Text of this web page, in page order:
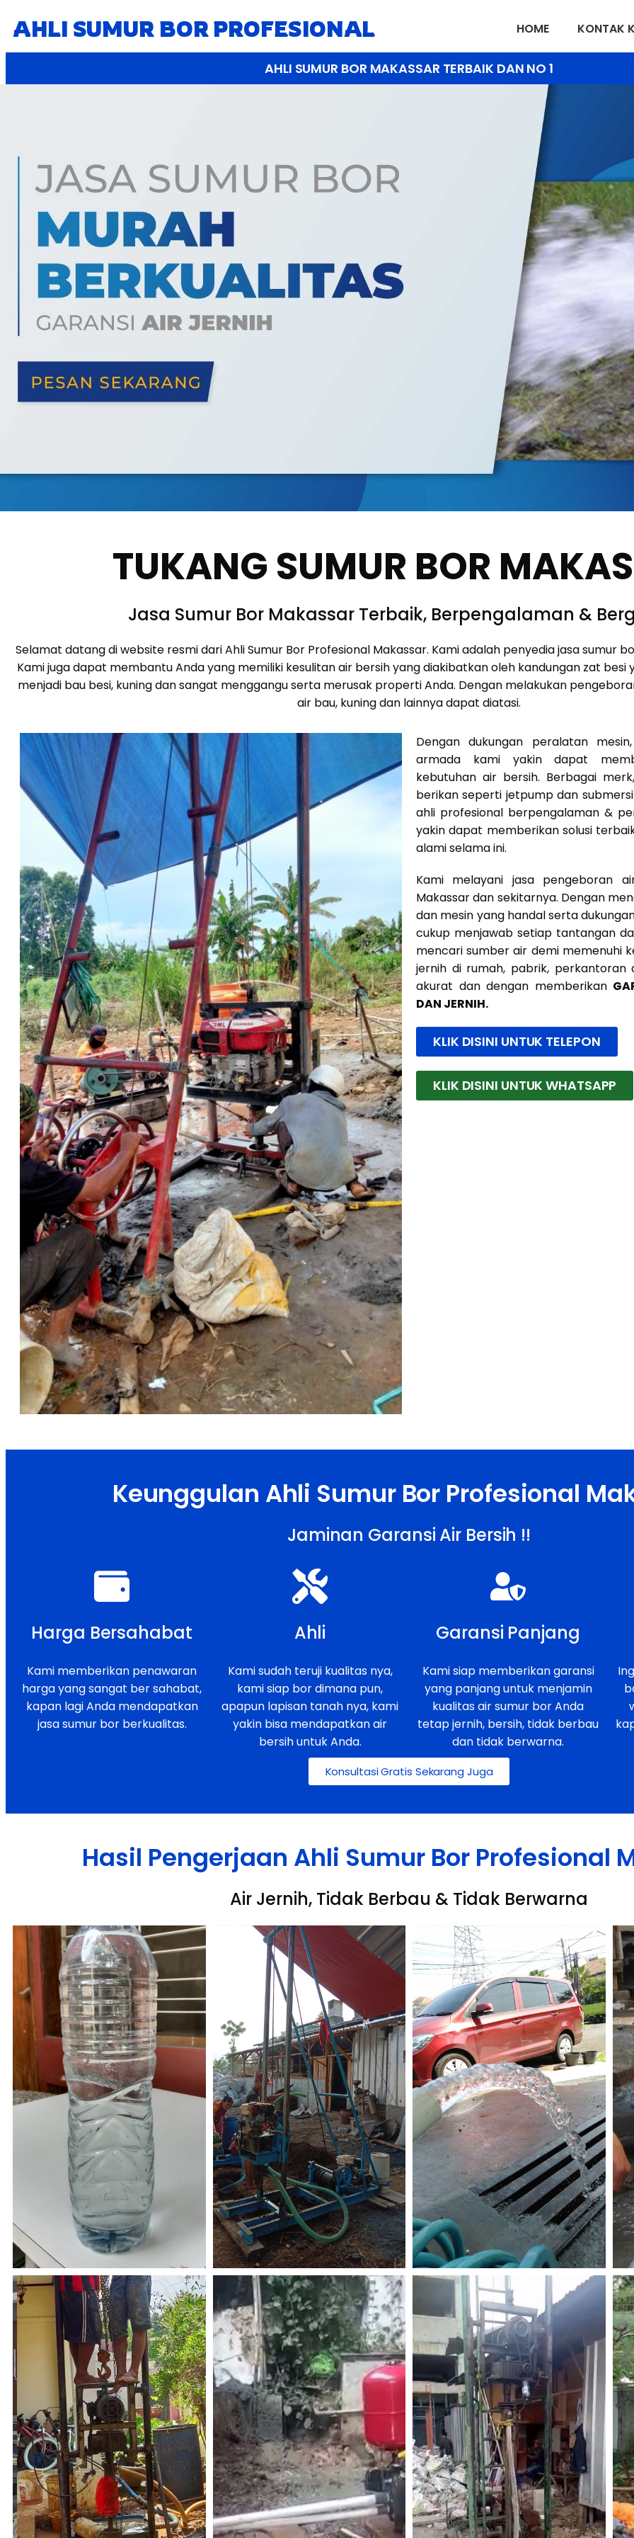
AHLI SUMUR BOR PROFESIONAL HOME KONTAK
AHLI SUMUR BOR MAKASSAR TERBAIK DAN NO 1
TUKANG SUMUR BOR
Jasa Sumur Bor Makassar Terbaik, Berpengalaman &
Selamat datang di website resmi dari Ahli Sumur Bor Profesional Makassar. Kami adalah penyedia jasa sumur
Kami juga dapat membantu Anda yang memiliki kesulitan air bersih yang diakibatkan oleh kandungan zat besi
menjadi bau besi, kuning dan sangat menggangu serta merusak properti Anda. Dengan melakukan
air bau, kuning dan lainnya dapat diatasi.
Dengan dukungan peralatan
armada kami yakin dapat
kebutuhan air bersih. Berbagai
berikan seperti jetpump dan
ahli profesional berpengalaman &
yakin dapat memberikan solusi
alami selama ini.
Kami melayani jasa pengeboran
Makassar dan sekitarnya. Dengan
dan mesin yang handal serta
cukup menjawab setiap tantangan
mencari sumber air demi memenuhi
jernih di rumah, pabrik,
akurat dan dengan memberikan
DAN JERNIH.
KLIK DISINI UNTUK TELEPON
KLIK DISINI UNTUK WHATSAPP
Keunggulan Ahli Sumur Bor Profesional
Jaminan Garansi Air Bersih !!
Harga Bersahabat
Kami memberikan penawaran
harga yang sangat ber sahabat,
kapan lagi Anda mendapatkan
jasa sumur bor berkualitas.
Ahli
Kami sudah teruji kualitas nya,
kami siap bor dimana pun,
apapun lapisan tanah nya, kami
yakin bisa mendapatkan air
bersih untuk Anda.
Garansi Panjang
Kami siap memberikan garansi
yang panjang untuk menjamin
kualitas air sumur bor Anda
tetap jernih, bersih, tidak berbau
dan tidak berwarna.
Konsultasi Gratis Sekarang Juga
Hasil Pengerjaan Ahli Sumur Bor Profesional
Air Jernih, Tidak Berbau & Tidak Berwarna